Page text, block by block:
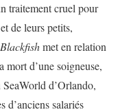
traitement cruel pour
de leurs petits,
Blackfishmet en relation
mort d’une soigneuse,
d’Orlando,
salariés